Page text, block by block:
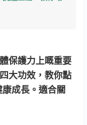
保護力上嘅重要
大功效，教你點
成長。適合關